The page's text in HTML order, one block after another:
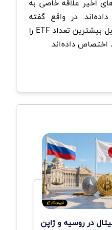
اخیر علاقه خاصی به
در واقع گفته
می‌شود که بانک‌های برزیل بیشترین تعداد ETF را
اختصاص داده‌اند.
در روسیه و ژاپن